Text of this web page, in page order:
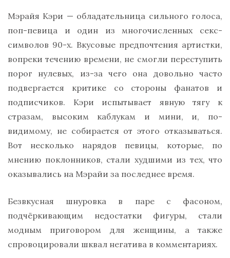
Мэрайя Кэри — обладательница сильного голоса,
поп-певица и один из многочисленных секс-
символов 90-х. Вкусовые предпочтения артистки,
вопреки течению времени, не смогли переступить
порог нулевых, из-за чего она довольно часто
подвергается критике со стороны фанатов и
подписчиков. Кэри испытывает явную тягу к
стразам, высоким каблукам и мини, и, по-
видимому, не собирается от этого отказываться.
Вот несколько нарядов певицы, которые, по
мнению поклонников, стали худшими из тех, что
оказывались на Мэрайи за последнее время.
Безвкусная шнуровка в паре с фасоном,
подчёркивающим недостатки фигуры, стали
модным приговором для женщины, а также
спровоцировали шквал негатива в комментариях.